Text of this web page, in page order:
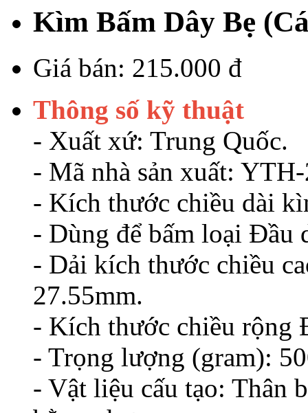
Kìm Bấm Dây Bẹ
Giá bán: 215.000 đ
Thông số kỹ thuật
- Xuất xứ: Trung Quốc.
- Mã nhà sản xuất:
- Kích thước chiều dài
- Dùng để bấm loại Đầu
- Dải kích thước chiều
27.55mm.
- Kích thước chiều rộng
- Trọng lượng (gram):
- Vật liệu cấu tạo: Thân